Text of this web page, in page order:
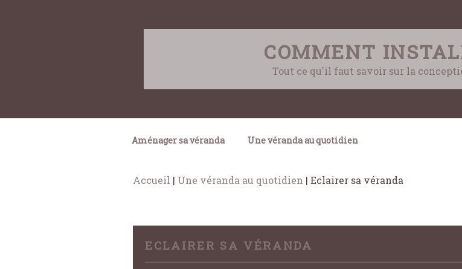
COMMENT
Tout ce qu'il faut savoir sur la
Aménager sa véranda Une véranda au quotidien
Accueil | Une véranda au quotidien | Eclairer sa véranda
ECLAIRER SA VÉRANDA